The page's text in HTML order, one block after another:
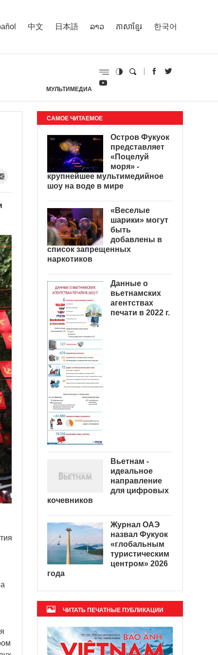
中文 日本語 ລາວ ភាសាខ្មែរ 한국어
МУЛЬТИМЕДИА
САМОЕ ЧИТАЕМОЕ
Остров Фукуок
представляет
«Поцелуй
моря» -
крупнейшее мультимедийное
шоу на воде в мире
«Веселые
шарики» могут
быть
добавлены в
список запрещенных
наркотиков
Данные о
вьетнамских
агентствах
печати в 2022 г.
Вьетнам -
идеальное
направление
для цифровых
кочевников
Журнал ОАЭ
назвал Фукуок
«глобальным
туристическим
центром» 2026
года
ЧИТАТЬ ПЕЧАТНЫЕ ПУБЛИКАЦИИ